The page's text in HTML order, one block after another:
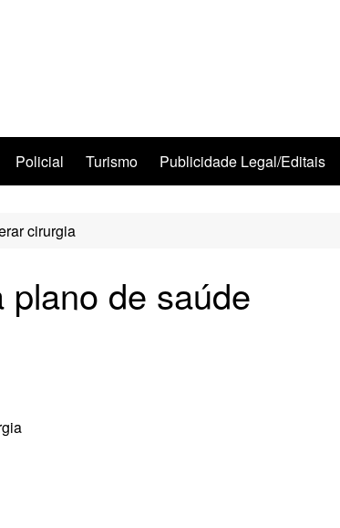
Policial Turismo Publicidade Legal/Editais
cirurgia
de saúde